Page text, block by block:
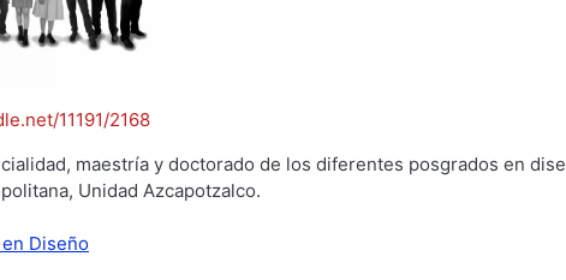
11191/2168
maestría y doctorado de los diferentes posgrados en
Unidad Azcapotzalco.
Diseño